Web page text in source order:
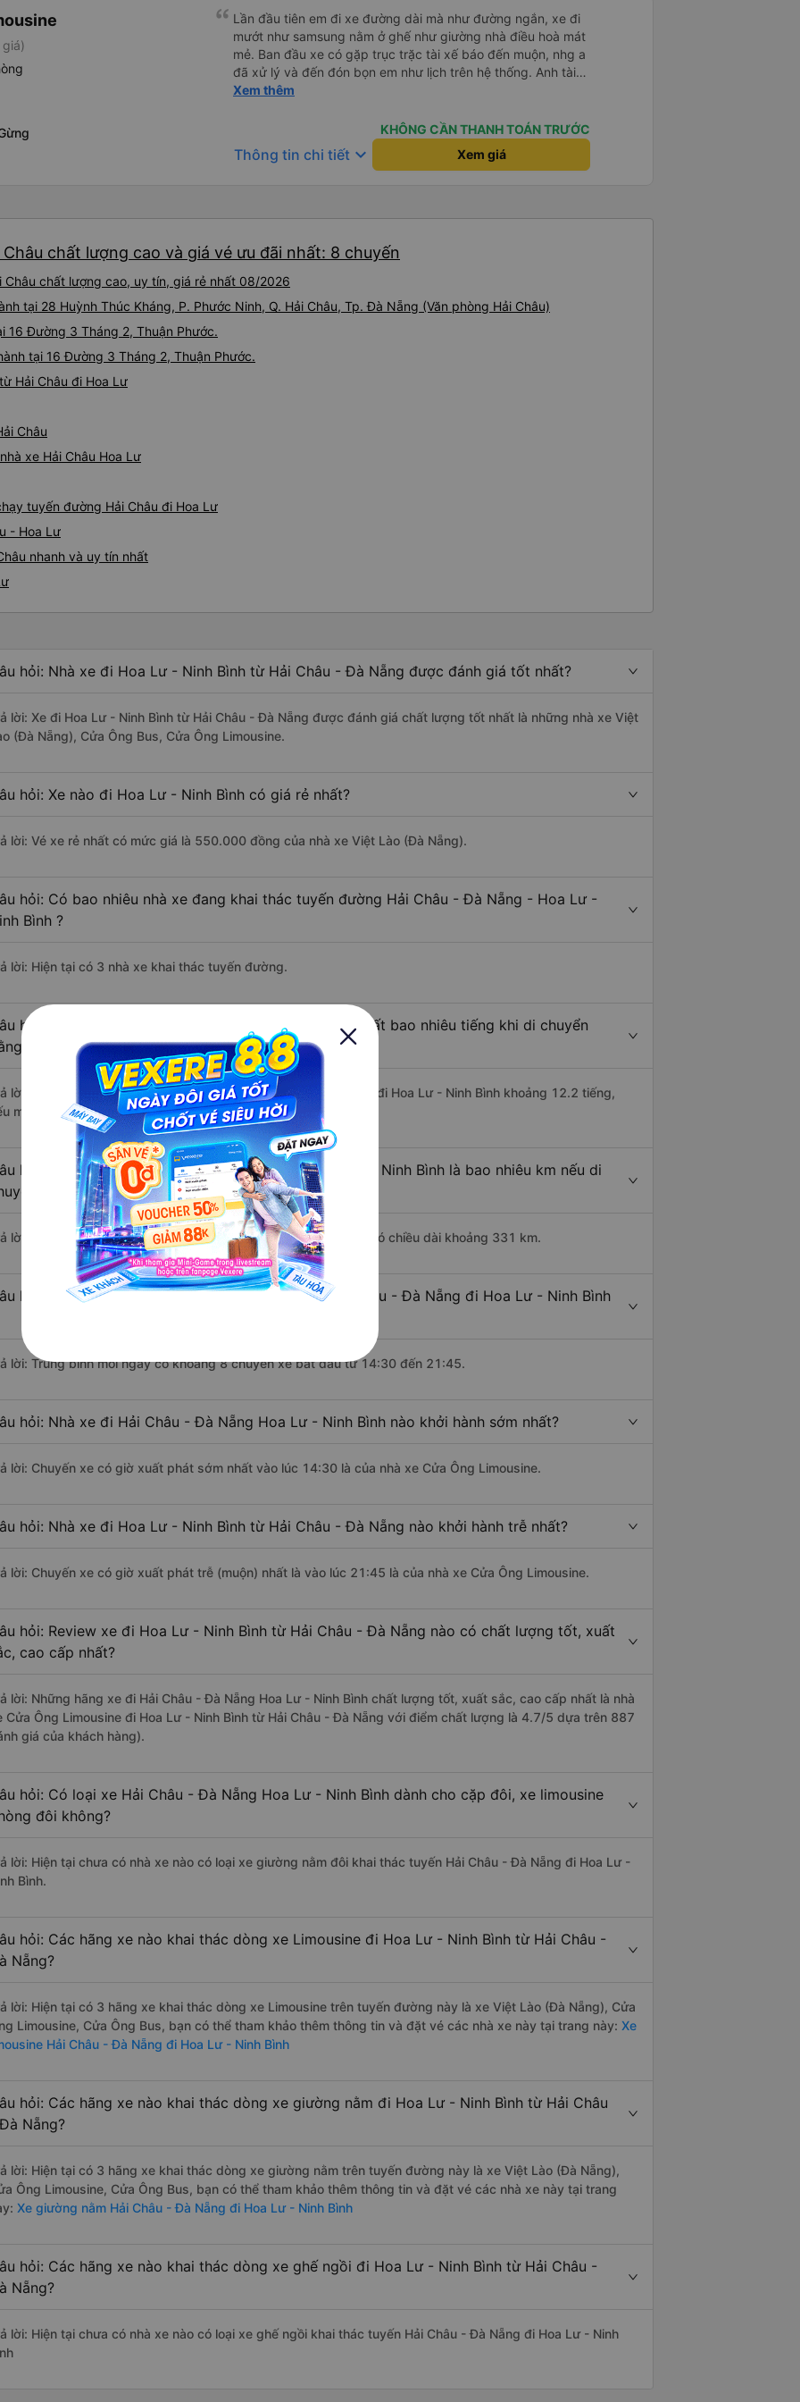
Lần đầu tiên em đi xe đường dài mà như đường ngắn, xe đi
mướt như samsung nằm ở ghế như giường nhà điều hoà mát
mẻ. Ban đầu xe có gặp trục trặc tài xế báo đến muộn, nhg a
đã xử lý và đến đón bọn em như lịch trên hệ thống. Anh tài
xế Văn Sĩ quá vui tính và nhiệt tình, trời mưa gió đã chở bọn
xe. Lần sau e mong có duyên gặp lại a ạ.
Xem thêm
KHÔNG CẦN THANH TOÁN TRƯỚC
Thông tin chi tiết keyboard_arrow_down Xem giá
chất lượng cao và giá vé ưu đãi nhất: 8 chuyến
chất lượng cao, uy tín, giá rẻ nhất 08/2026
tại 28 Huỳnh Thúc Kháng, P. Phước Ninh, Q. Hải Châu, Tp. Đà Nẵng (Văn phòng Hải Châu)
16 Đường 3 Tháng 2, Thuận Phước.
tại 16 Đường 3 Tháng 2, Thuận Phước.
Hải Châu đi Hoa Lư
Châu
xe Hải Châu Hoa Lư
tuyến đường Hải Châu đi Hoa Lư
- Hoa Lư
nhanh và uy tín nhất
hỏi: Nhà xe đi Hoa Lư - Ninh Bình từ Hải Châu - Đà Nẵng được đánh giá tốt nhất?
lời: Xe đi Hoa Lư - Ninh Bình từ Hải Châu - Đà Nẵng được đánh giá chất lượng tốt nhất là những nhà xe Việt
(Đà Nẵng), Cửa Ông Bus, Cửa Ông Limousine.
hỏi: Xe nào đi Hoa Lư - Ninh Bình có giá rẻ nhất?
lời: Vé xe rẻ nhất có mức giá là 550.000 đồng của nhà xe Việt Lào (Đà Nẵng).
hỏi: Có bao nhiêu nhà xe đang khai thác tuyến đường Hải Châu - Đà Nẵng - Hoa Lư -
Bình ?
lời: Hiện tại có 3 nhà xe khai thác tuyến đường.
hỏi: Từ Hải Châu - Đà Nẵng đi Hoa Lư - Ninh Bình mất bao nhiêu tiếng khi di chuyển
xe khách?
lời: Thời gian di chuyển bằng xe khách từ Hải Châu - Đà Nẵng đi Hoa Lư - Ninh Bình khoảng 12.2 tiếng,
mật độ giao thông thuận lợi.
hỏi: Khoảng cách từ Hải Châu - Đà Nẵng đi Hoa Lư - Ninh Bình là bao nhiêu km nếu di
bằng xe khách?
lời: Đoạn đường đi Hoa Lư - Ninh Bình từ Hải Châu - Đà Nẵng có chiều dài khoảng 331 km.
hỏi: Mỗi ngày có bao nhiêu chuyến xe khách Hải Châu - Đà Nẵng đi Hoa Lư - Ninh Bình
lời: Trung bình mỗi ngày có khoảng 8 chuyến xe bắt đầu từ 14:30 đến 21:45.
hỏi: Nhà xe đi Hải Châu - Đà Nẵng Hoa Lư - Ninh Bình nào khởi hành sớm nhất?
lời: Chuyến xe có giờ xuất phát sớm nhất vào lúc 14:30 là của nhà xe Cửa Ông Limousine.
hỏi: Nhà xe đi Hoa Lư - Ninh Bình từ Hải Châu - Đà Nẵng nào khởi hành trễ nhất?
lời: Chuyến xe có giờ xuất phát trễ (muộn) nhất là vào lúc 21:45 là của nhà xe Cửa Ông Limousine.
hỏi: Review xe đi Hoa Lư - Ninh Bình từ Hải Châu - Đà Nẵng nào có chất lượng tốt, xuất
cao cấp nhất?
lời: Những hãng xe đi Hải Châu - Đà Nẵng Hoa Lư - Ninh Bình chất lượng tốt, xuất sắc, cao cấp nhất là nhà
Cửa Ông Limousine đi Hoa Lư - Ninh Bình từ Hải Châu - Đà Nẵng với điểm chất lượng là 4.7/5 dựa trên 887
giá của khách hàng).
hỏi: Có loại xe Hải Châu - Đà Nẵng Hoa Lư - Ninh Bình dành cho cặp đôi, xe limousine
đôi không?
lời: Hiện tại chưa có nhà xe nào có loại xe giường nằm đôi khai thác tuyến Hải Châu - Đà Nẵng đi Hoa Lư -
Bình.
hỏi: Các hãng xe nào khai thác dòng xe Limousine đi Hoa Lư - Ninh Bình từ Hải Châu -
Nẵng?
lời: Hiện tại có 3 hãng xe khai thác dòng xe Limousine trên tuyến đường này là xe Việt Lào (Đà Nẵng), Cửa
Limousine, Cửa Ông Bus, bạn có thể tham khảo thêm thông tin và đặt vé các nhà xe này tại trang này: Xe
Hải Châu - Đà Nẵng đi Hoa Lư - Ninh Bình
hỏi: Các hãng xe nào khai thác dòng xe giường nằm đi Hoa Lư - Ninh Bình từ Hải Châu
Nẵng?
lời: Hiện tại có 3 hãng xe khai thác dòng xe giường nằm trên tuyến đường này là xe Việt Lào (Đà Nẵng),
Ông Limousine, Cửa Ông Bus, bạn có thể tham khảo thêm thông tin và đặt vé các nhà xe này tại trang
Xe giường nằm Hải Châu - Đà Nẵng đi Hoa Lư - Ninh Bình
hỏi: Các hãng xe nào khai thác dòng xe ghế ngồi đi Hoa Lư - Ninh Bình từ Hải Châu -
Nẵng?
lời: Hiện tại chưa có nhà xe nào có loại xe ghế ngồi khai thác tuyến Hải Châu - Đà Nẵng đi Hoa Lư - Ninh